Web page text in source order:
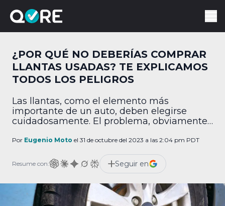
¿POR QUÉ NO DEBERÍAS COMPRAR
LLANTAS USADAS? TE EXPLICAMOS
TODOS LOS PELIGROS
Las llantas, como el elemento más
importante de un auto, deben elegirse
cuidadosamente. El problema, obviamente,
mucha gente recomienda comprar
embargo, esto es algo que no deberías
considerar casi nunca. ¿Por qué no deberías
comprar llantas usadas? A […]
Por Eugenio Moto el 31 de octubre del 2023 a las 2:04 pm PDT
Resume con: Seguir en